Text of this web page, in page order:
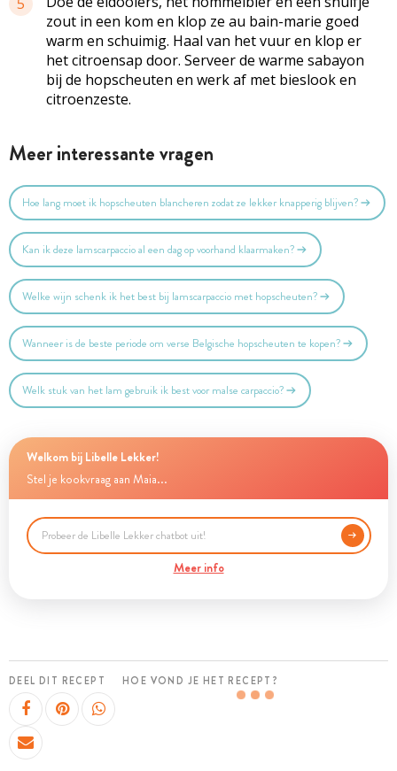
zout in een kom en klop ze au bain-marie goed
warm en schuimig. Haal van het vuur en klop er
het citroensap door. Serveer de warme sabayon
bij de hopscheuten en werk af met bieslook en
citroenzeste.
Meer interessante vragen
Hoe lang moet ik hopscheuten blancheren zodat ze lekker knapperig blijven?
Kan ik deze lamscarpaccio al een dag op voorhand klaarmaken?
Welke wijn schenk ik het best bij lamscarpaccio met hopscheuten?
Wanneer is de beste periode om verse Belgische hopscheuten te kopen?
Welk stuk van het lam gebruik ik best voor malse carpaccio?
Welkom bij Libelle Lekker!
Stel je kookvraag aan Maia...
Meer info
DEEL DIT RECEPT HOE VOND JE HET RECEPT?